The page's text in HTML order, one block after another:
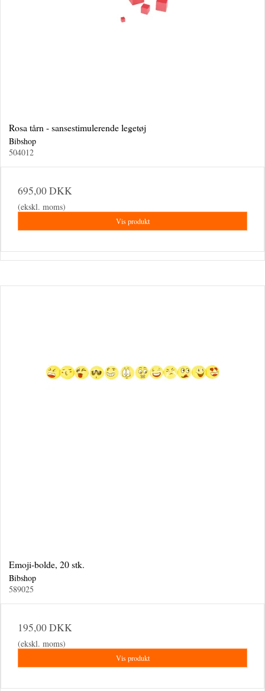
Rosa tårn - sansestimulerende legetøj
Bibshop
504012
695,00 DKK
(ekskl. moms)
Vis produkt
Emoji-bolde, 20 stk.
Bibshop
589025
195,00 DKK
(ekskl. moms)
Vis produkt